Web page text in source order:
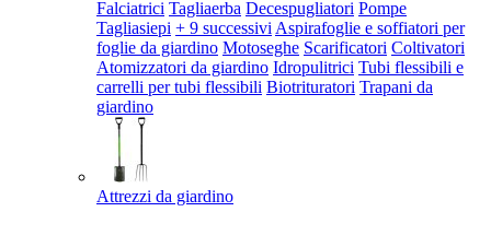
Falciatrici Tagliaerba Decespugliatori Pompe
Tagliasiepi + 9 successivi Aspirafoglie e soffiatori per
foglie da giardino Motoseghe Scarificatori Coltivatori
Atomizzatori da giardino Idropulitrici Tubi flessibili e
carrelli per tubi flessibili Biotrituratori Trapani da
giardino
Attrezzi da giardino